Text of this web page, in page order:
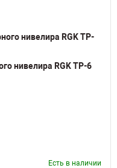
нивелира RGK TP-6
Есть в наличии